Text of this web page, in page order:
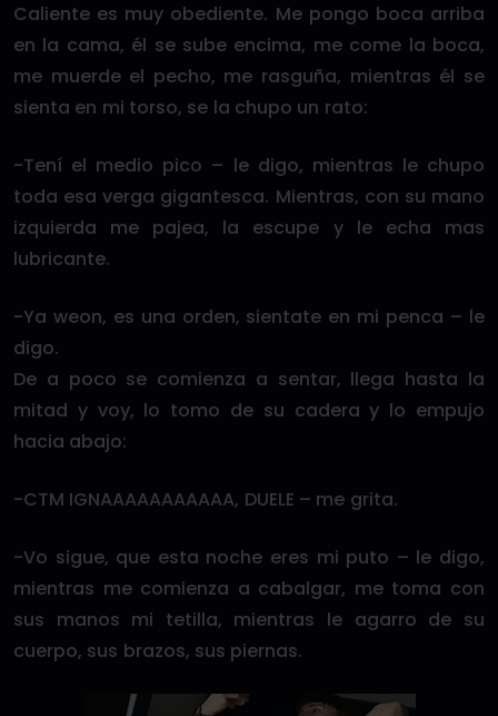
Caliente es muy obediente. Me pongo boca arriba
en la cama, él se sube encima, me come la boca,
me muerde el pecho, me rasguña, mientras él se
sienta en mi torso, se la chupo un rato:
-Tení el medio pico – le digo, mientras le chupo
toda esa verga gigantesca. Mientras, con su mano
izquierda me pajea, la escupe y le echa mas
lubricante.
-Ya weon, es una orden, sientate en mi penca – le
digo.
De a poco se comienza a sentar, llega hasta la
mitad y voy, lo tomo de su cadera y lo empujo
hacia abajo:
-CTM IGNAAAAAAAAAAA, DUELE – me grita.
-Vo sigue, que esta noche eres mi puto – le digo,
mientras me comienza a cabalgar, me toma con
sus manos mi tetilla, mientras le agarro de su
cuerpo, sus brazos, sus piernas.